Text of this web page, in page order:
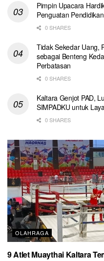
Pimpin Upacara
Penguatan
0 SHARES
Tidak Sekedar Uang,
sebagai Benteng
Perbatasan
0 SHARES
Kaltara Genjot PAD,
SIMPADKU untuk
0 SHARES
OLAHRAGA
9 Atlet Muaythai Kaltara